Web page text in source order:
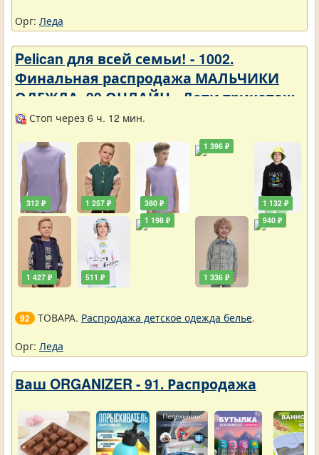
Орг: Леда
Pelican для всей семьи! - 1002.
Финальная распродажа МАЛЬЧИКИ
ОДЕЖДА_99 ОНЛАЙН - Дети трикотаж -
Разное
Стоп через 6 ч. 12 мин.
312 ₽
1 427 ₽
1 257 ₽
511 ₽
380 ₽
1 198 ₽
1 396 ₽
1 336 ₽
1 132 ₽
940 ₽
92 ТОВАРА. Распродажа детское одежда белье.
Орг: Леда
Ваш ORGANIZER - 91. Распродажа